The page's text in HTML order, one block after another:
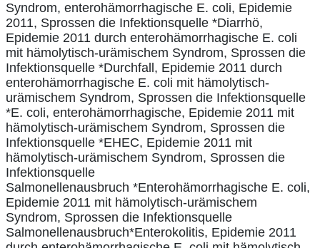
Syndrom, enterohämorrhagische E. coli, Epidemie
2011, Sprossen die Infektionsquelle *Diarrhö,
Epidemie 2011 durch enterohämorrhagische E. coli
mit hämolytisch-urämischem Syndrom, Sprossen die
Infektionsquelle *Durchfall, Epidemie 2011 durch
enterohämorrhagische E. coli mit hämolytisch-
urämischem Syndrom, Sprossen die Infektionsquelle
*E. coli, enterohämorrhagische, Epidemie 2011 mit
hämolytisch-urämischem Syndrom, Sprossen die
Infektionsquelle *EHEC, Epidemie 2011 mit
hämolytisch-urämischem Syndrom, Sprossen die
Infektionsquelle
Salmonellenausbruch *Enterohämorrhagische E. coli,
Epidemie 2011 mit hämolytisch-urämischem
Syndrom, Sprossen die Infektionsquelle
Salmonellenausbruch*Enterokolitis, Epidemie 2011